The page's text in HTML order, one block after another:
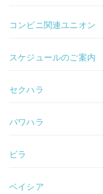
コンビニ関連ユニオン
スケジュールのご案内
セクハラ
パワハラ
ビラ
ベイシア